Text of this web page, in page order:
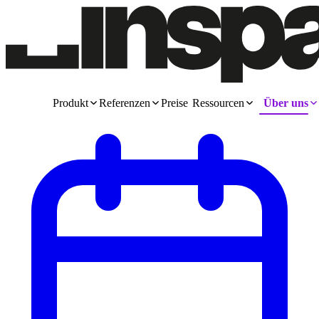
Produkt Referenzen Preise Ressourcen Über uns